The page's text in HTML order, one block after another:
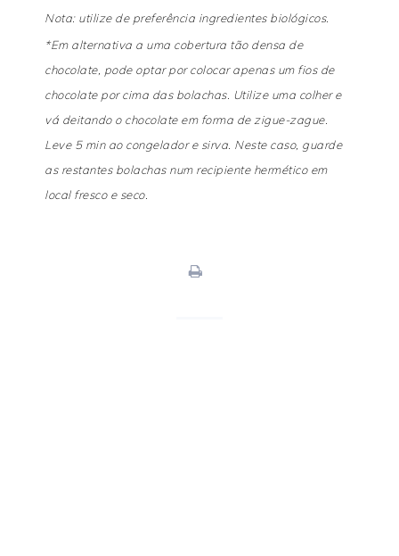
Nota: utilize de preferência ingredientes biológicos.
*Em alternativa a uma cobertura tão densa de
chocolate, pode optar por colocar apenas um fios de
chocolate por cima das bolachas. Utilize uma colher e
vá deitando o chocolate em forma de zigue-zague.
Leve 5 min ao congelador e sirva. Neste caso, guarde
as restantes bolachas num recipiente hermético em
local fresco e seco.